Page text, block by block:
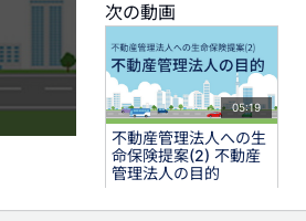
次の動画
05:19
不動産管理法人への生
命保険提案(2) 不動産
管理法人の目的